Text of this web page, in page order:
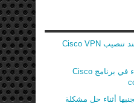
حل مشكلة error 27850 عند تنصيب Cisco VPN
حل مشكلة الشاشة البيضاء في برنامج Cisco
أثناء حل مشكلة